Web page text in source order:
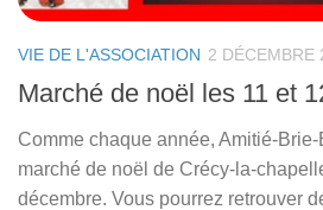
VIE DE L'ASSOCIATION 2 DÉCEMBRE
Marché de noël les 11 et
Comme chaque année, Amitié-
marché de noël de Crécy-la-
décembre. Vous pourrez retrouver